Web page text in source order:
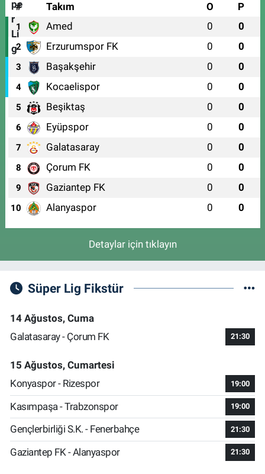
# Takım O P
1 Amed 0 0
2 Erzurumspor FK 0 0
3 Başakşehir 0 0
4 Kocaelispor 0 0
5 Beşiktaş 0 0
6 Eyüpspor 0 0
7 Galatasaray 0 0
8 Çorum FK 0 0
9 Gaziantep FK 0 0
10 Alanyaspor 0 0
Detaylar için tıklayın
Süper Lig Fikstür
14 Ağustos, Cuma
Galatasaray - Çorum FK
21:30
15 Ağustos, Cumartesi
Konyaspor - Rizespor
19:00
Kasımpaşa - Trabzonspor 19:00
Gençlerbirliği S.K. - Fenerbahçe 21:30
Gaziantep FK - Alanyaspor 21:30